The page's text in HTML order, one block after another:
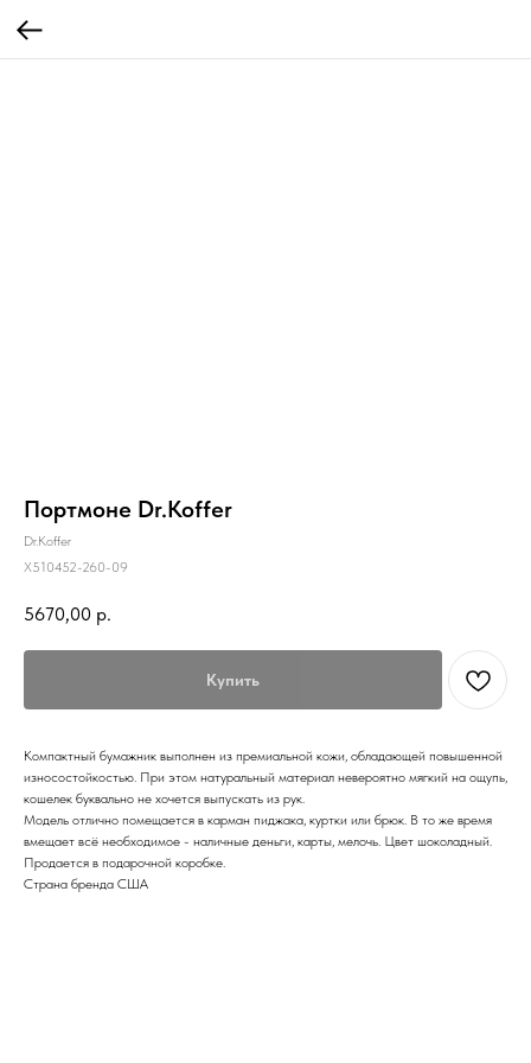
Портмоне Dr.Koffer
Dr.Koffer
X510452-260-09
5670,00 р.
Купить
Компактный бумажник выполнен из премиальной кожи, обладающей повышенной
износостойкостью. При этом натуральный материал невероятно мягкий на ощупь,
кошелек буквально не хочется выпускать из рук.
Модель отлично помещается в карман пиджака, куртки или брюк. В то же время
вмещает всё необходимое - наличные деньги, карты, мелочь. Цвет шоколадный.
Продается в подарочной коробке.
Страна бренда США